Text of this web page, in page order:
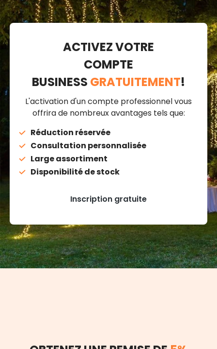
ACTIVEZ VOTRE
COMPTE
BUSINESS GRATUITEMENT!
L'activation d'un compte professionnel vous
offrira de nombreux avantages tels que:
Réduction réservée
Consultation personnalisée
Large assortiment
Disponibilité de stock
Inscription gratuite